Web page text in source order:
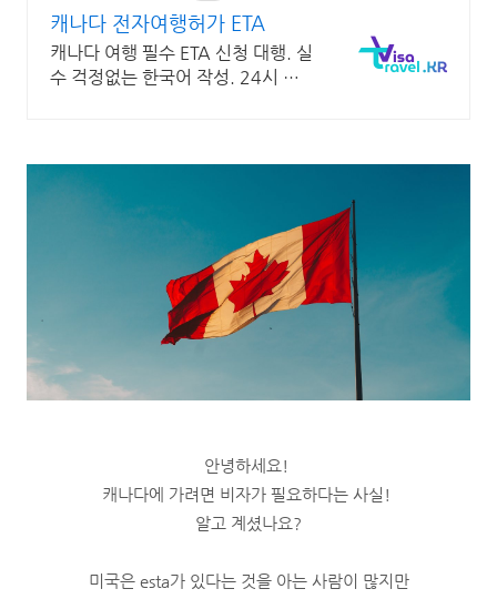
캐나다 전자여행허가 ETA
캐나다 여행 필수 ETA 신청 대행. 실
수 걱정없는 한국어 작성. 24시 접
안녕하세요!
캐나다에 가려면 비자가 필요하다는 사실!
알고 계셨나요?
미국은 esta가 있다는 것을 아는 사람이 많지만